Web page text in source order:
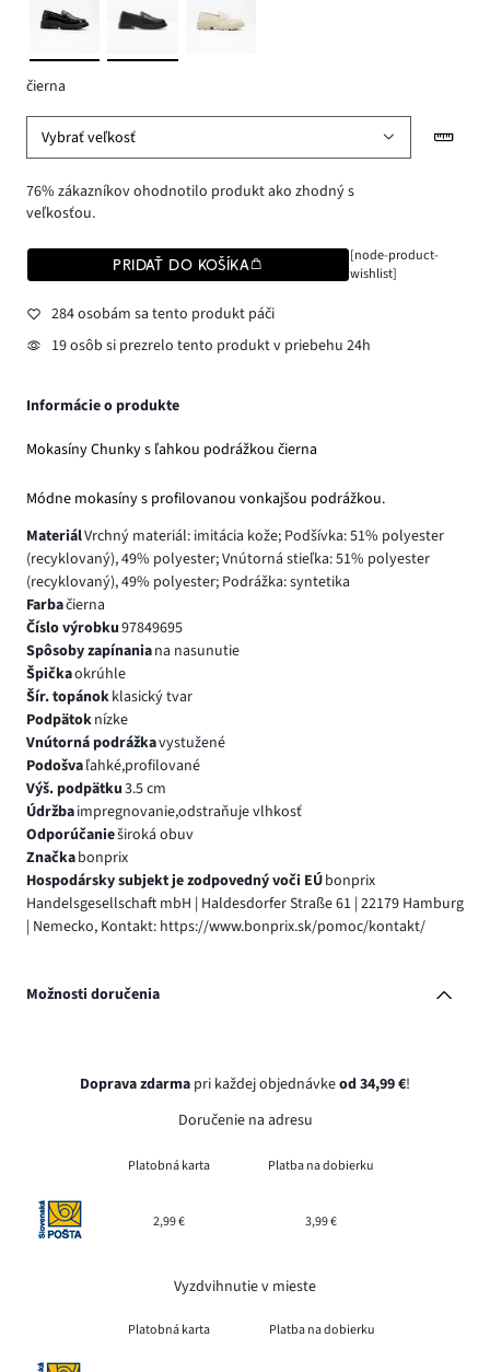
čierna
Vybrať veľkosť
76% zákazníkov ohodnotilo produkt ako zhodný s
veľkosťou.
PRIDAŤ DO KOŠÍKA
[node-product-
wishlist]
284 osobám sa tento produkt páči
19 osôb si prezrelo tento produkt v priebehu 24h
Informácie o produkte
Mokasíny Chunky s ľahkou podrážkou čierna
Módne mokasíny s profilovanou vonkajšou podrážkou.
MateriálVrchný materiál: imitácia kože; Podšívka: 51% polyester
(recyklovaný), 49% polyester; Vnútorná stieľka: 51% polyester
(recyklovaný), 49% polyester; Podrážka: syntetika
Farbačierna
Číslo výrobku97849695
Spôsoby zapínaniana nasunutie
Špičkaokrúhle
Šír. topánokklasický tvar
Podpätoknízke
Vnútorná podrážkavystužené
Podošvaľahké,profilované
Výš. podpätku3.5 cm
Údržbaimpregnovanie,odstraňuje vlhkosť
Odporúčanieširoká obuv
Značkabonprix
Hospodársky subjekt je zodpovedný voči EÚbonprix
Handelsgesellschaft mbH | Haldesdorfer Straße 61 | 22179 Hamburg
| Nemecko, Kontakt: https://www.bonprix.sk/pomoc/kontakt/
Možnosti doručenia
Doprava zdarma pri každej objednávkeod 34,99 €!
Doručenie na adresu
Platobná karta Platba na dobierku
2,99 € 3,99 €
Vyzdvihnutie v mieste
Platobná karta Platba na dobierku